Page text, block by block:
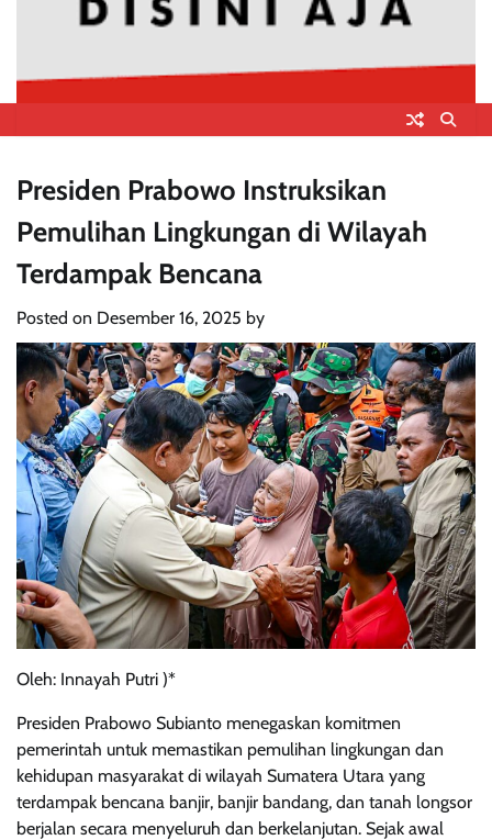
Presiden Prabowo Instruksikan
Pemulihan Lingkungan di Wilayah
Terdampak Bencana
Posted on Desember 16, 2025 by
Oleh: Innayah Putri )*
Presiden Prabowo Subianto menegaskan komitmen
pemerintah untuk memastikan pemulihan lingkungan dan
kehidupan masyarakat di wilayah Sumatera Utara yang
terdampak bencana banjir, banjir bandang, dan tanah longsor
berjalan secara menyeluruh dan berkelanjutan. Sejak awal